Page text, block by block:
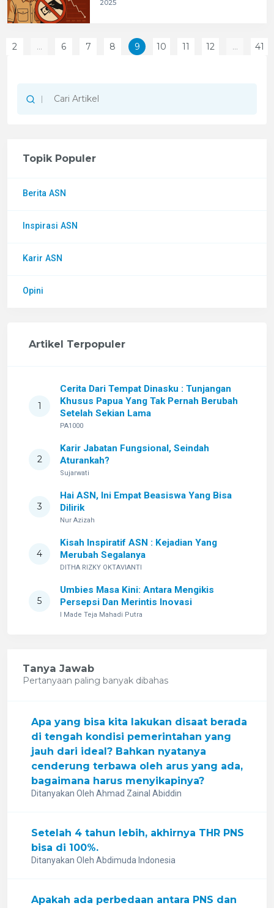
2025
2 ... 6 7 8 9 10 11 12 ... 41
Topik Populer
Berita ASN
Inspirasi ASN
Karir ASN
Opini
Artikel Terpopuler
1
Cerita Dari Tempat Dinasku : Tunjangan
Khusus Papua Yang Tak Pernah Berubah
Setelah Sekian Lama
PA1000
2
Karir Jabatan Fungsional, Seindah
Aturankah?
Sujarwati
3
Hai ASN, Ini Empat Beasiswa Yang Bisa
Dilirik
Nur Azizah
4
Kisah Inspiratif ASN : Kejadian Yang
Merubah Segalanya
DITHA RIZKY OKTAVIANTI
5
Umbies Masa Kini: Antara Mengikis
Persepsi Dan Merintis Inovasi
I Made Teja Mahadi Putra
Tanya Jawab
Pertanyaan paling banyak dibahas
Apa yang bisa kita lakukan disaat berada
di tengah kondisi pemerintahan yang
jauh dari ideal? Bahkan nyatanya
cenderung terbawa oleh arus yang ada,
bagaimana harus menyikapinya?
Ditanyakan Oleh Ahmad Zainal Abiddin
Setelah 4 tahun lebih, akhirnya THR PNS
bisa di 100%.
Ditanyakan Oleh Abdimuda Indonesia
Apakah ada perbedaan antara PNS dan